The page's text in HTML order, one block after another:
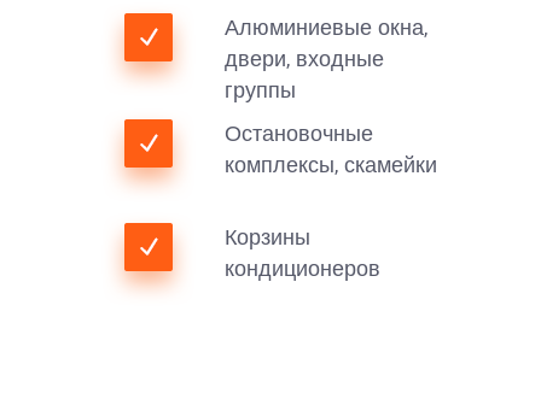
Алюминиевые окна,
двери, входные
группы
Остановочные
комплексы, скамейки
Корзины
кондиционеров